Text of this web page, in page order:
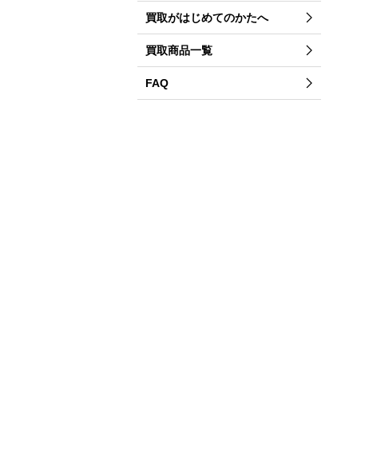
買取がはじめてのかたへ
買取商品一覧
FAQ